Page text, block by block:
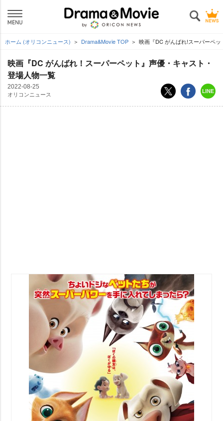
ホーム (オリコンニュース) Drama&Movie TOP 映画『DC がんばれ!スーパーペ
映画『DC がんばれ！スーパーペット』声優・キャスト・
登場人物一覧
2022-08-25
オリコンニュース